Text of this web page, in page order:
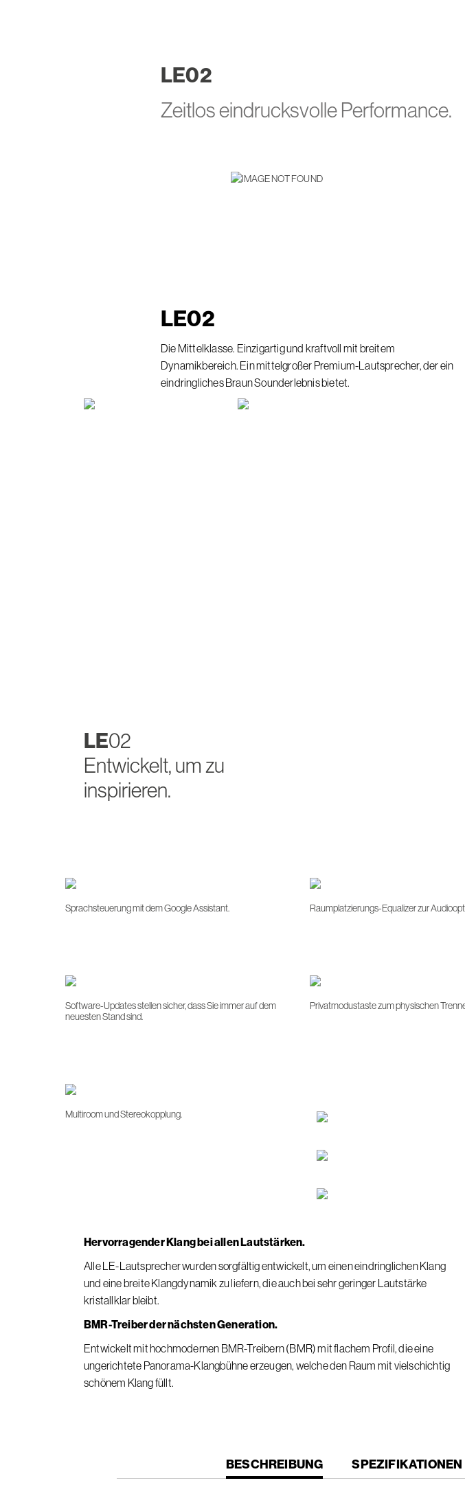
LE02
Zeitlos eindrucksvolle Performance.
LE02
Die Mittelklasse. Einzigartig und kraftvoll mit breitem
Dynamikbereich. Ein mittelgroßer Premium-Lautsprecher, der ein
eindringliches Braun Sounderlebnis bietet.
LE02
Entwickelt, um zu
inspirieren.
Sprachsteuerung mit dem Google Assistant. Raumplatzierungs-Equalizer zur
Software-Updates stellen sicher, dass Sie immer auf dem
neuesten Stand sind.
Privatmodustaste zum physischen
Multiroom und Stereokopplung.
Hervorragender Klang bei allen Lautstärken.
Alle LE-Lautsprecher wurden sorgfältig entwickelt, um einen eindringlichen Klang
und eine breite Klangdynamik zu liefern, die auch bei sehr geringer Lautstärke
kristallklar bleibt.
BMR-Treiber der nächsten Generation.
Entwickelt mit hochmodernen BMR-Treibern (BMR) mit flachem Profil, die eine
ungerichtete Panorama-Klangbühne erzeugen, welche den Raum mit vielschichtig
schönem Klang füllt.
CURRENT
TAB:
BESCHREIBUNG SPEZIFIKATIONEN